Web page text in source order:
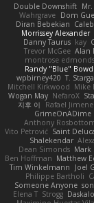
Double Downshift
Wahrgrave Dom
Diran Bebekian
Morrissey Alexander
Danny Taurus kay
Trevor McGee Alan
montrose edmonds
Randy "Blue"
wpbirney420 T.
Mitchell Kirkwood Mike
Wogan May NefaroX
지후 이
Rafael
GrimeOnADime
Anthony
Vito Petrović Saint
Shalekendar
Dean Simonds Mark
Ben Hoffman Matthew
Tim Winkelmann
Joel
Philippe Bartholi
Someone Anyone
Elena T Strogg